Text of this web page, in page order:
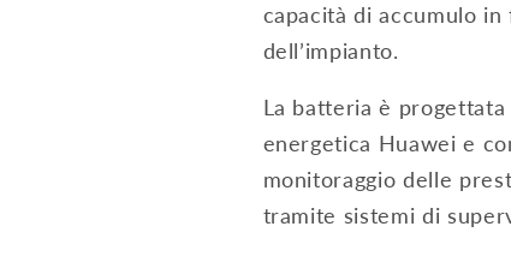
capacità di accumulo
dell’impianto.
La batteria è
energetica Huawei e
monitoraggio delle
tramite sistemi di